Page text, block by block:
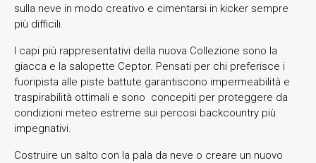
sulla neve in modo creativo e cimentarsi in kicker sempre
più difficili.
I capi più rappresentativi della nuova Collezione sono la
giacca e la salopette Ceptor. Pensati per chi preferisce i
fuoripista alle piste battute garantiscono impermeabilità e
traspirabilità ottimali e sono concepiti per proteggere da
condizioni meteo estreme sui percosi backcountry più
impegnativi.
Costruire un salto con la pala da neve o creare un nuovo